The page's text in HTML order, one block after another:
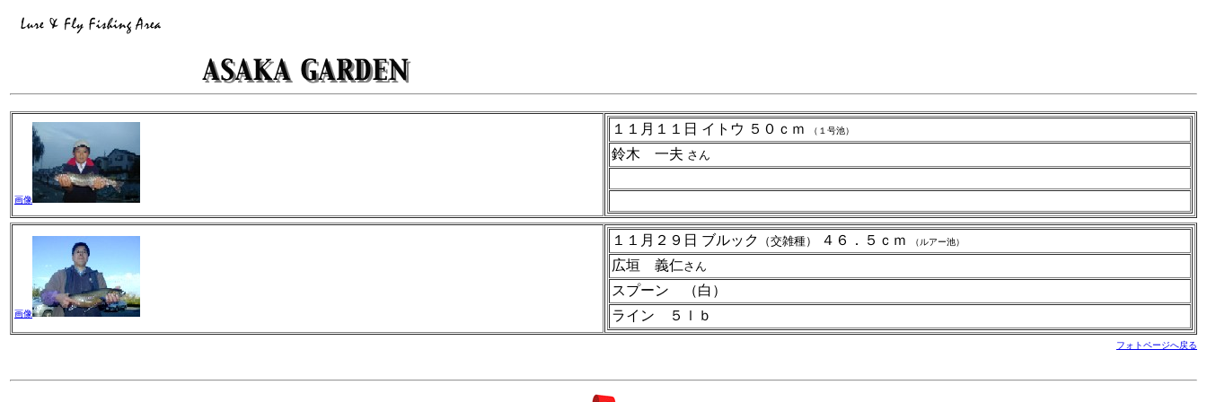
画像
１１月１１日 イトウ ５０ｃｍ （１号池）
鈴木 一夫 さん
画像
１１月２９日 ブルック （交雑種） ４６．５ｃｍ （ルアー池）
広垣 義仁さん
スプーン （白）
ライン ５ｌｂ
フォトページへ戻る